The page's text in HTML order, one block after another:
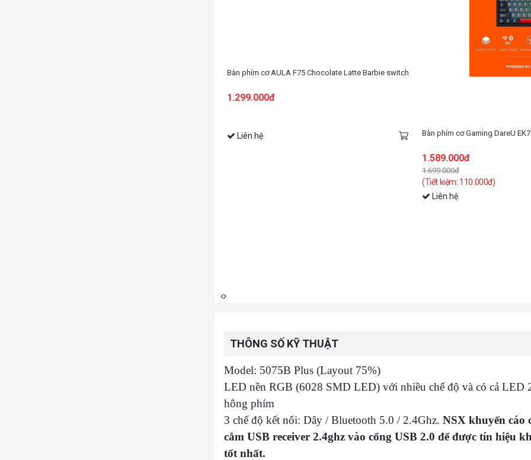
Bàn phím cơ AULA F75 Chocolate Latte Barbie switch
1.299.000đ
Liên hệ Bàn phím cơ Gaming DareU EK75 Pro
1.589.000đ
1.699.000đ
(Tiết kiệm: 110.000đ)
Liên hệ
THÔNG SỐ KỸ THUẬT
Model: 5075B Plus (Layout 75%)
LED nền RGB (6028 SMD LED) với nhiều chế độ và có cả LED
hông phím
3 chế độ kết nối: Dây / Bluetooth 5.0 / 2.4Ghz. NSX khuyến cáo
cắm USB receiver 2.4ghz vào cổng USB 2.0 để được tín hiệu
tốt nhất.